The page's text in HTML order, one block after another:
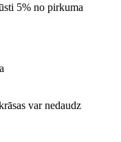
5% no pirkuma
var nedaudz